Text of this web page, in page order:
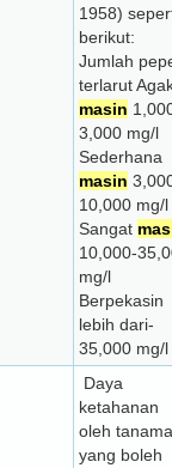
1958)
berikut:
Jumlah
terlarut
masin
3,000 mg/l
Sederhana
masin
10,000 mg/l
Sangat
10,000-
mg/l
Berpekasin
lebih dari-
35,000 mg/l
Daya
ketahanan
oleh
yang boleh